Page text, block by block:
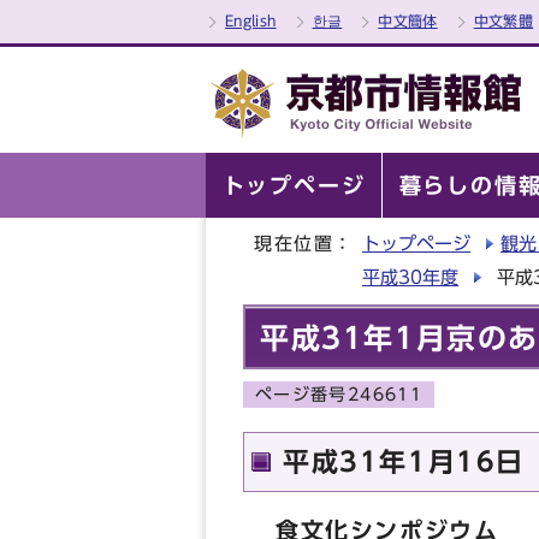
English 한글 中文簡体 中文繁體
トップページ 暮らしの情
現在位置： トップページ
観
平成30年度
平成
平成31年1月京の
ページ番号246611
平成31年1月16日
食文化シンポジウム